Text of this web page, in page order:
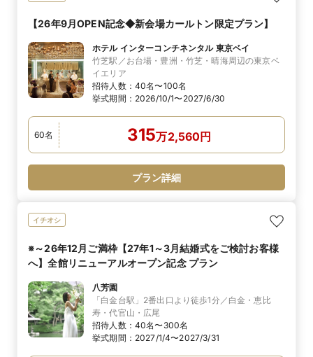
【26年9月OPEN記念◆新会場カールトン限定プラン】
ホテル インターコンチネンタル 東京ベイ
竹芝駅／お台場・豊洲・竹芝・晴海周辺の東京ベ
イエリア
招待人数： 40名〜100名
挙式期間： 2026/10/1〜2027/6/30
60名 315万2,560円
プラン詳細
イチオシ
※～26年12月ご満枠【27年1～3月結婚式をご検討お客様
へ】全館リニューアルオープン記念 プラン
八芳園
「白金台駅」2番出口より徒歩1分／白金・恵比
寿・代官山・広尾
招待人数： 40名〜300名
挙式期間： 2027/1/4〜2027/3/31